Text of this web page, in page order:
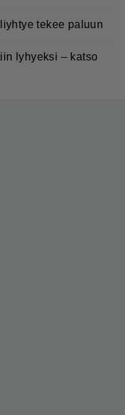
tekee paluun
lyhyeksi – katso